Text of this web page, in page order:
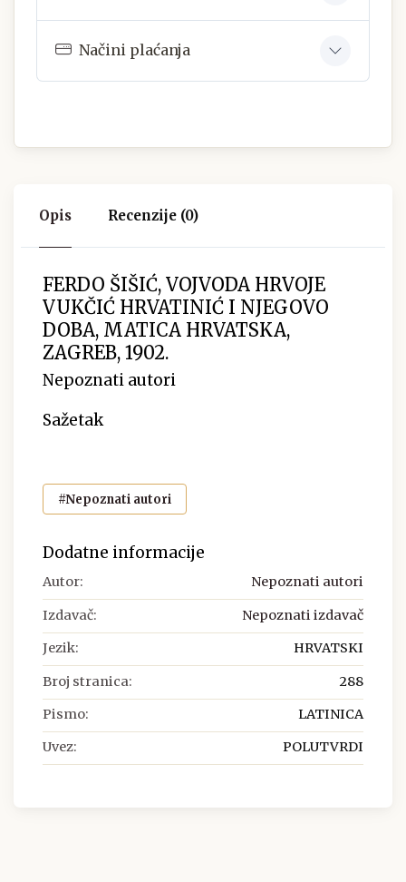
Načini plaćanja
Opis Recenzije (0)
FERDO ŠIŠIĆ, VOJVODA HRVOJE
VUKČIĆ HRVATINIĆ I NJEGOVO
DOBA, MATICA HRVATSKA,
ZAGREB, 1902.
Nepoznati autori
Sažetak
#Nepoznati autori
Dodatne informacije
Autor: Nepoznati autori
Izdavač: Nepoznati izdavač
Jezik: HRVATSKI
Broj stranica: 288
Pismo: LATINICA
Uvez: POLUTVRDI